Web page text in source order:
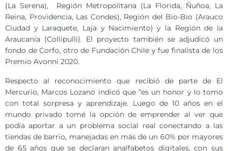
(La Serena), Región Metropolitana (La Florida, Ñuñoa, La
Reina, Providencia, Las Condes), Región del Bio-Bio (Arauco
Ciudad y Laraquete, Laja y Nacimiento) y la Región de la
Araucanía (Collipulli). El proyecto también se adjudicó un
fondo de Corfo, otro de Fundación Chile y fue finalista de los
Premio Avonni 2020.
Respecto al reconocimiento que recibió de parte de El
Mercurio, Marcos Lozano indicó que “es un honor y lo tomo
con total sorpresa y aprendizaje. Luego de 10 años en el
mundo privado tomé la opción de emprender al ver que
podía aportar a un problema social real conectando a las
tiendas de barrio, manejadas en más de un 60% por mayores
de 65 años que se declaran analfabetos digitales, con sus